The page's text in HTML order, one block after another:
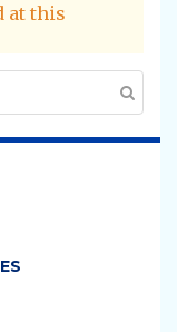
at this